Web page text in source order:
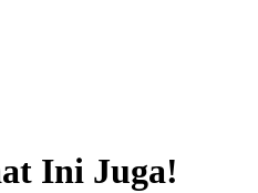
Ini Juga!